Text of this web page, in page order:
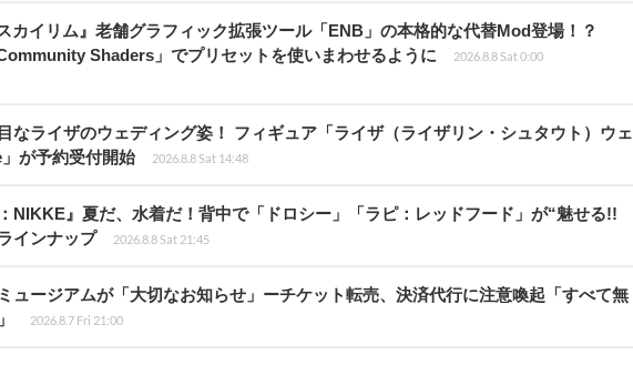
スカイリム』老舗グラフィック拡張ツール「ENB」の本格的な代替Mod登場！？
Community Shaders」でプリセットを使いまわせるように
2026.8.8 Sat 0:00
なライザのウェディング姿！ フィギュア「ライザ（ライザリン・シュタウト）ウェ
が予約受付開始
2026.8.8 Sat 14:48
：NIKKE』夏だ、水着だ！背中で「ドロシー」「ラピ：レッドフード」が“魅せる!!
インナップ
2026.8.8 Sat 21:45
ュージアムが「大切なお知らせ」ーチケット転売、決済代行に注意喚起「すべて無
2026.8.7 Fri 21:00